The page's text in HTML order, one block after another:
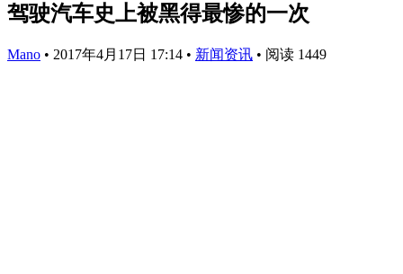
驾驶汽车史上被黑得最惨的一次
Mano • 2017年4月17日 17:14 • 新闻资讯 • 阅读 1449